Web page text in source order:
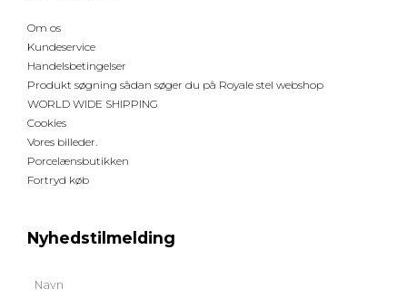
Om os
Kundeservice
Handelsbetingelser
Produkt søgning sådan søger du på Royale stel webshop
WORLD WIDE SHIPPING
Cookies
Vores billeder.
Porcelænsbutikken
Fortryd køb
Nyhedstilmelding